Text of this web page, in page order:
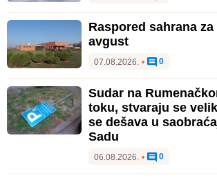
Raspored sahrana za
avgust
07.08.2026. • 0
Sudar na
toku, stvaraju se
se dešava u
Sadu
06.08.2026. • 0